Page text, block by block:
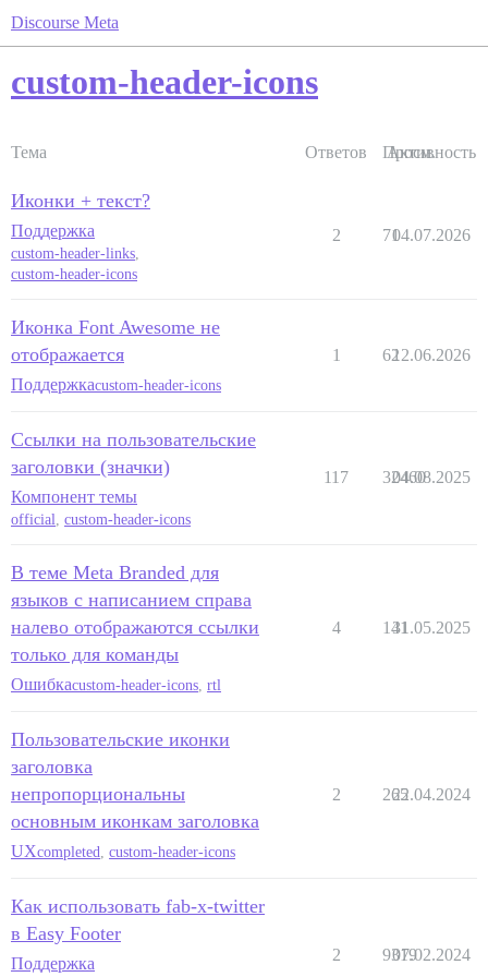
Discourse Meta
custom-header-icons
Тема Ответов Просм.
Активность
Иконки + текст?
Поддержка
custom-header-links,
custom-header-icons
2 7104.07.2026
Иконка Font Awesome не
отображается
Поддержкаcustom-header-icons
1 6212.06.2026
Ссылки на пользовательские
заголовки (значки)
Компонент темы
official, custom-header-icons
117 32460
04.08.2025
В теме Meta Branded для
языков с написанием справа
налево отображаются ссылки
только для команды
Ошибкаcustom-header-icons rtl
4 141
31.05.2025
Пользовательские иконки
заголовка
непропорциональны
основным иконкам заголовка
UXcompleted custom-header-icons
2 265
22.04.2024
Как использовать fab-x-twitter
в Easy Footer
Поддержка 2 9319
07.02.2024